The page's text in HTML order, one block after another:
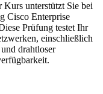
Kurs unterstützt Sie bei
Cisco Enterprise
Prüfung testet Ihr
einschließlich
drahtloser